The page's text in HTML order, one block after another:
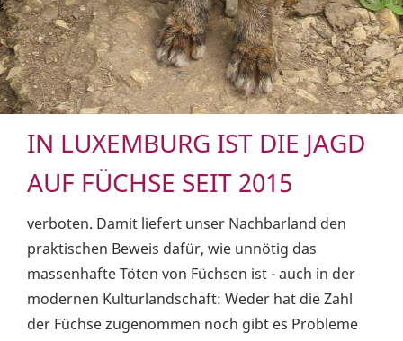
IN LUXEMBURG IST DIE JAGD
AUF FÜCHSE SEIT 2015
verboten. Damit liefert unser Nachbarland den
praktischen Beweis dafür, wie unnötig das
massenhafte Töten von Füchsen ist - auch in der
modernen Kulturlandschaft: Weder hat die Zahl
der Füchse zugenommen noch gibt es Probleme